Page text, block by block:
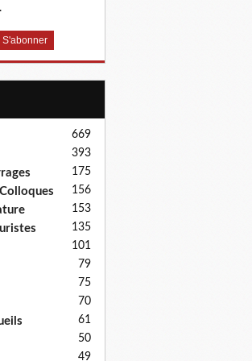
669
393
175
156
153
135
101
79
75
70
61
50
49